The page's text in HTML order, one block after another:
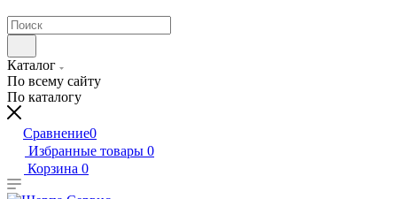
Каталог
По всему сайту
По каталогу
Сравнение0
Избранные товары 0
Корзина 0